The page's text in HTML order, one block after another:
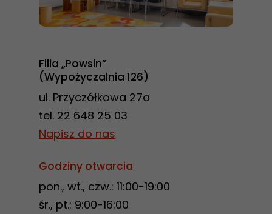
Filia „Powsin”
(Wypożyczalnia 126)
ul. Przyczółkowa 27a
tel. 22 648 25 03
Napisz do nas
Godziny otwarcia
pon., wt., czw.: 11:00-19:00
śr., pt.: 9:00-16:00